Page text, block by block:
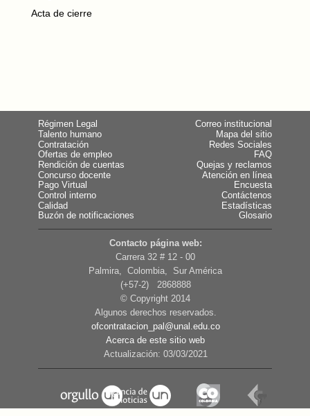
Acta de cierre
Régimen Legal
Talento humano
Contratación
Ofertas de empleo
Rendición de cuentas
Concurso docente
Pago Virtual
Control interno
Calidad
Buzón de notificaciones
Correo institucional
Mapa del sitio
Redes Sociales
FAQ
Quejas y reclamos
Atención en línea
Encuesta
Contáctenos
Estadísticas
Glosario
Contacto página web:
Carrera 32 # 12 - 00
Palmira, Colombia, Sur América
(+57-2) 2868888
© Copyright 2014
Algunos derechos reservados.
ofcontratacion_pal@unal.edu.co
Acerca de este sitio web
Actualización: 03/03/2021